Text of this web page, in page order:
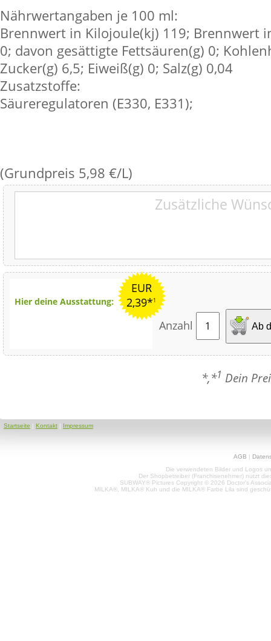
Nährwertangaben je 100 ml:
Brennwert in Kilojoule(kj) 119; Brennwert
0; davon gesättigte Fettsäuren(g) 0;
Zucker(g) 6,5; Eiweiß(g) 0; Salz(g) 0,04
Zusatzstoffe:
Säureregulatoren (E330, E331);
(Grundpreis 5,98 €/L)
EUR
2,39*1
Hier deine Ausstattung:
Anzahl Ab
*,*1 Dein
Startseite | Kontakt | Impressum
AGB |
Die verwendeten Bilder und Logos
Der Shopbetreiber (Franchisenehmer) nutzt
SUBWAY® Pictures Copyright © 2026 Doctor's
MILKA®, MILKA® Kuh und die MILKA® Farbe Lila sind